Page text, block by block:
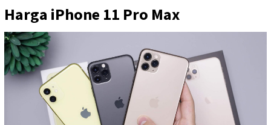
Harga iPhone 11 Pro Max